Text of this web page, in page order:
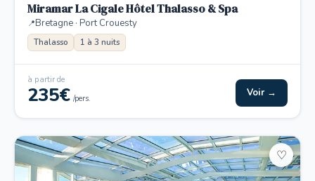
Miramar La Cigale Hôtel Thalasso & Spa
Bretagne · Port Crouesty
Thalasso 1 à 3 nuits
à partir de
235€ /pers. Voir →
♡